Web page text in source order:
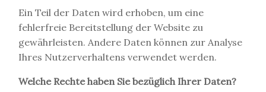
Ein Teil der Daten wird erhoben, um eine
fehlerfreie Bereitstellung der Website zu
gewährleisten. Andere Daten können zur Analyse
Ihres Nutzerverhaltens verwendet werden.
Welche Rechte haben Sie bezüglich Ihrer Daten?